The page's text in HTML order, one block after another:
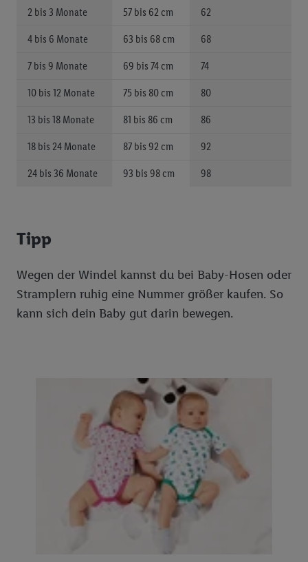
2 bis 3 Monate 57 bis 62 cm 62
4 bis 6 Monate 63 bis 68 cm 68
7 bis 9 Monate 69 bis 74 cm 74
10 bis 12 Monate 75 bis 80 cm 80
13 bis 18 Monate 81 bis 86 cm 86
18 bis 24 Monate 87 bis 92 cm 92
24 bis 36 Monate 93 bis 98 cm 98
Tipp
Wegen der Windel kannst du bei Baby-Hosen oder
Stramplern ruhig eine Nummer größer kaufen. So
kann sich dein Baby gut darin bewegen.